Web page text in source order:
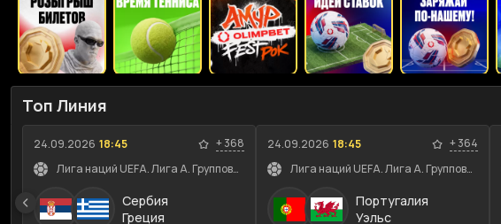
Топ Линия
24.09.2026 18:45 +368
Лига наций UEFA. Лига A. Групповой этап
Сербия
Греция
24.09.2026 18:45 +364
Лига наций UEFA. Лига A. Групповой этап
Португалия
Уэльс